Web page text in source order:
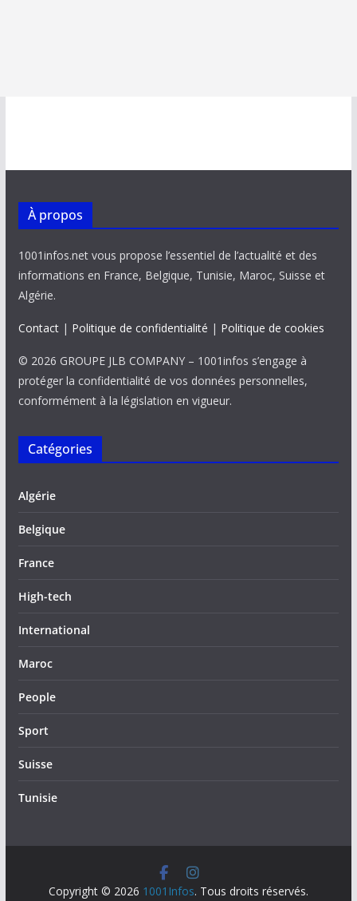
À propos
1001infos.net vous propose l’essentiel de l’actualité et des
informations en France, Belgique, Tunisie, Maroc, Suisse et
Algérie.
Contact| Politique de confidentialité | Politique de cookies
© 2026 GROUPE JLB COMPANY – 1001infos s’engage à
protéger la confidentialité de vos données personnelles,
conformément à la législation en vigueur.
Catégories
Algérie
Belgique
France
High-tech
International
Maroc
People
Sport
Suisse
Tunisie
Copyright © 2026 1001Infos. Tous droits réservés.